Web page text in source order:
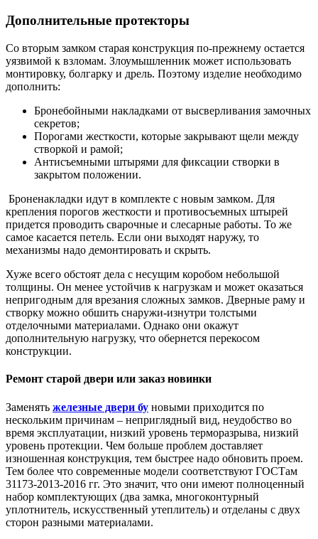
Дополнительные протекторы
Со вторым замком старая конструкция по-прежнему остается
уязвимой к взломам. Злоумышленник может использовать
монтировку, болгарку и дрель. Поэтому изделие необходимо
дополнить:
Бронебойными накладками от высверливания замочных
секретов;
Порогами жесткости, которые закрывают щели между
створкой и рамой;
Антисъемными штырями для фиксации створки в
закрытом положении.
Броненакладки идут в комплекте с новым замком. Для
крепления порогов жесткости и противосъемных штырей
придется проводить сварочные и слесарные работы. То же
самое касается петель. Если они выходят наружу, то
механизмы надо демонтировать и скрыть.
Хуже всего обстоят дела с несущим коробом небольшой
толщины. Он менее устойчив к нагрузкам и может оказаться
непригодным для врезания сложных замков. Дверные раму и
створку можно обшить снаружи-изнутри толстыми
отделочными материалами. Однако они окажут
дополнительную нагрузку, что обернется перекосом
конструкции.
Ремонт старой двери или заказ новинки
Заменять железные двери бу новыми приходится по
нескольким причинам – неприглядный вид, неудобство во
время эксплуатации, низкий уровень терморазрыва, низкий
уровень протекции. Чем больше проблем доставляет
изношенная конструкция, тем быстрее надо обновить проем.
Тем более что современные модели соответствуют ГОСТам
31173-2013-2016 гг. Это значит, что они имеют полноценный
набор комплектующих (два замка, многоконтурный
уплотнитель, искусственный утеплитель) и отделаны с двух
сторон разными материалами.